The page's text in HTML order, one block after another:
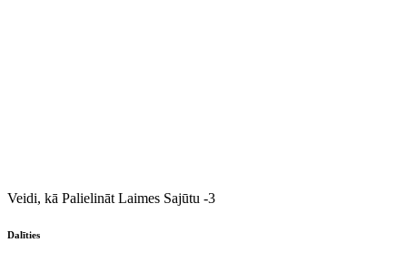
Veidi, kā Palielināt Laimes Sajūtu -3
Dalīties